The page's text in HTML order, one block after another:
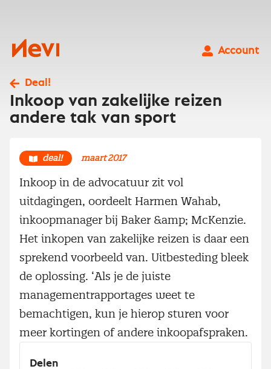
Nevi
Account
Deal!
Inkoop van zakelijke reizen
andere tak van sport
deal! maart 2017
Inkoop in de advocatuur zit vol
uitdagingen, oordeelt Harmen Wahab,
inkoopmanager bij Baker &amp; McKenzie.
Het inkopen van zakelijke reizen is daar een
sprekend voorbeeld van. Uitbesteding bleek
de oplossing. ‘Als je de juiste
managementrapportages weet te
bemachtigen, kun je hierop sturen voor
meer kortingen of andere inkoopafspraken.
Delen